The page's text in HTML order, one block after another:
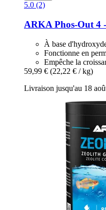
5.0 (2)
ARKA Phos-​Out 4
À base
Fonctionne en
Empêche la
59,99 € (22,22 € / kg)
Livraison jusqu'au 18